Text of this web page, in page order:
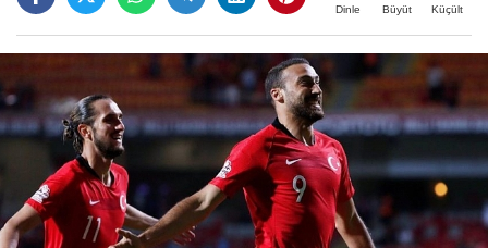
Dinle Büyüt Küçült